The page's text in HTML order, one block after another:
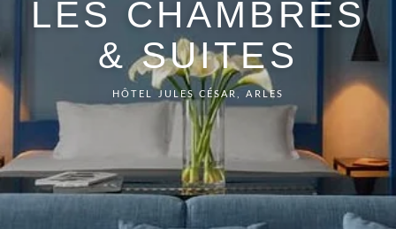
LES CHAMBRES
& SUITES
HÔTEL JULES CÉSAR, ARLES